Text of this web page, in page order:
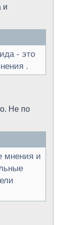
и
- это
.
Не по
мнения и